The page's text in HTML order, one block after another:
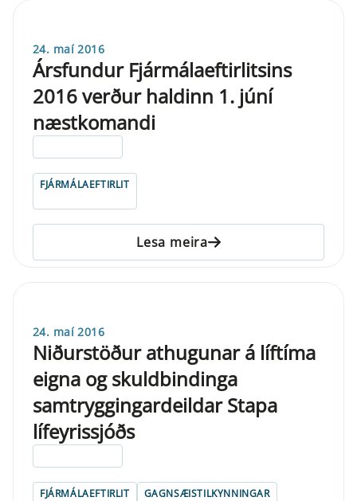
24. maí 2016
Ársfundur Fjármálaeftirlitsins
2016 verður haldinn 1. júní
næstkomandi
FJÁRMÁLAEFTIRLIT
Lesa meira
24. maí 2016
Niðurstöður athugunar á líftíma
eigna og skuldbindinga
samtryggingardeildar Stapa
lífeyrissjóðs
FJÁRMÁLAEFTIRLIT GAGNSÆISTILKYNNINGAR